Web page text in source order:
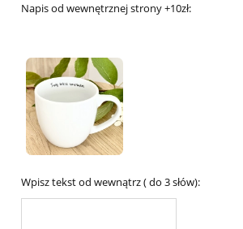
Napis od wewnętrznej strony +10zł:
Wpisz tekst od wewnątrz ( do 3 słów):